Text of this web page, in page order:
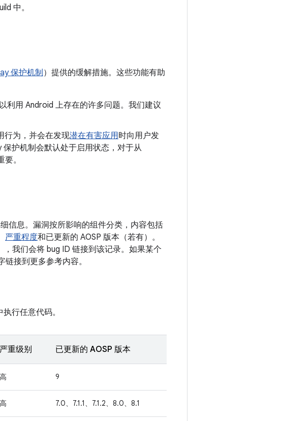
中。
保护机制）提供的缓解措施。这些功能有助
利用 Android 上存在的许多问题。我们建议
行为，并会在发现潜在有害应用时向用户发
保护机制会默认处于启用状态，对于从
。
信息。漏洞按所影响的组件分类，内容包括
严重程度和已更新的 AOSP 版本（若有）。
我们会将 bug ID 链接到该记录。如果某个
接到更多参考内容。
行任意代码。
严重级别 已更新的 AOSP 版本
高 9
高 7.0、7.1.1、7.1.2、8.0、8.1